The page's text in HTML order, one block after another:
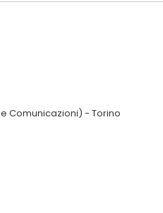
Comunicazioni) - Torino